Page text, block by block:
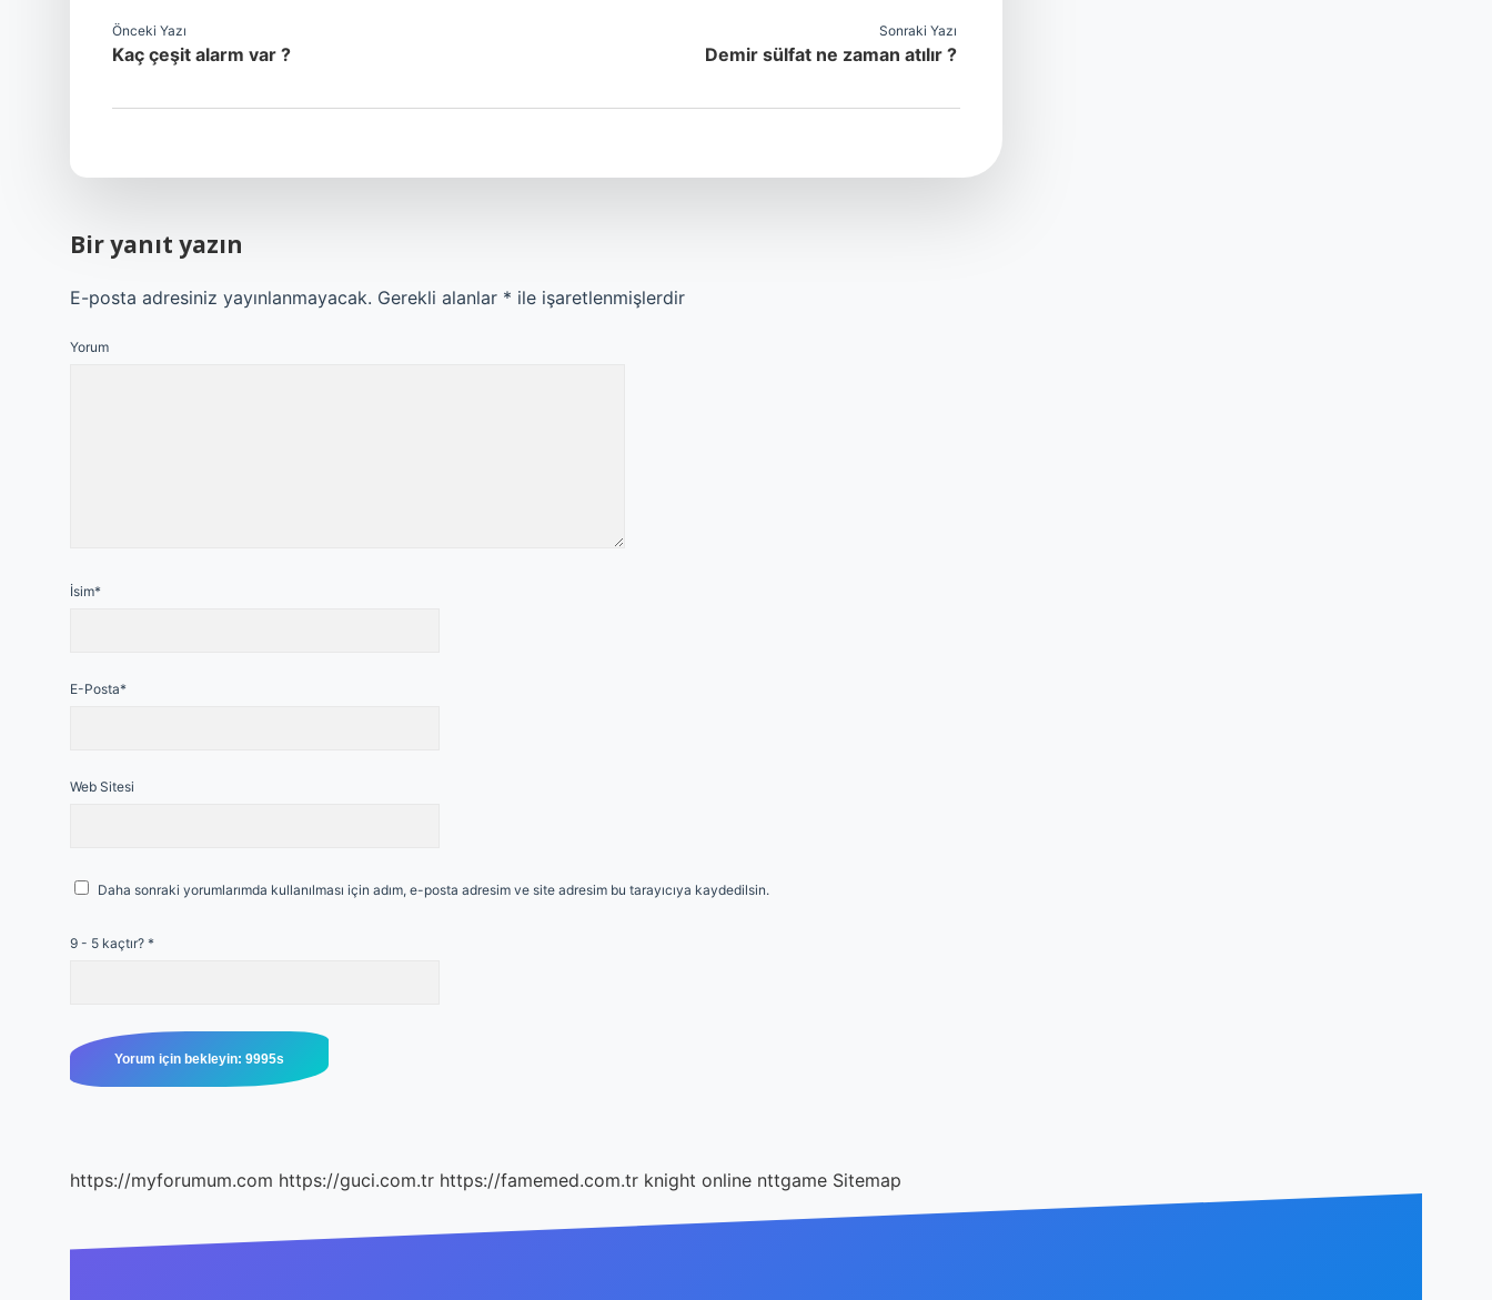
Önceki Yazı
Kaç çeşit alarm var ?
Sonraki Yazı
Demir sülfat ne zaman atılır ?
Bir yanıt yazın
E-posta adresiniz yayınlanmayacak. Gerekli alanlar * ile işaretlenmişlerdir
Yorum
İsim*
E-Posta*
Web Sitesi
Daha sonraki yorumlarımda kullanılması için adım, e-posta adresim ve site adresim bu tarayıcıya kaydedilsin.
9 - 5 kaçtır? *
https://myforumum.com https://guci.com.tr https://famemed.com.tr knight online nttgame Sitemap